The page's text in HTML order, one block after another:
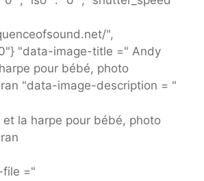
",
"data-image-title =" Andy
pour bébé, photo
"data-image-description = "
et la harpe pour bébé, photo
="